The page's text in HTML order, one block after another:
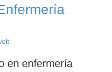
en enfermería